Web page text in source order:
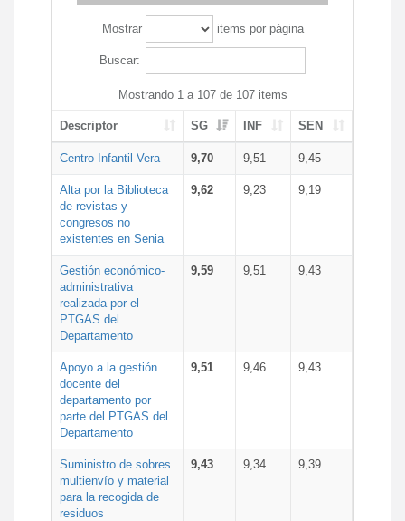
Mostrar items por página
Buscar:
Mostrando 1 a 107 de 107 items
Descriptor SG INF SEN
Centro Infantil Vera 9,70 9,51 9,45
Alta por la Biblioteca
de revistas y
congresos no
existentes en Senia
9,62 9,23 9,19
Gestión económico-
administrativa
realizada por el
PTGAS del
Departamento
9,59 9,51 9,43
Apoyo a la gestión
docente del
departamento por
parte del PTGAS del
Departamento
9,51 9,46 9,43
Suministro de sobres
multienvío y material
para la recogida de
residuos
9,43 9,34 9,39